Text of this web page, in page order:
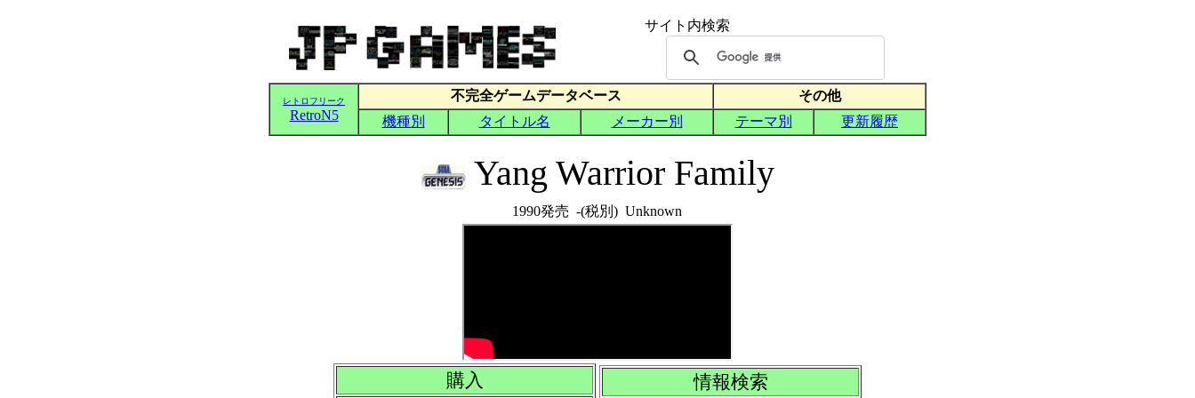
Yang Warrior Family
1990発売 -(税別) Unknown
購入 情報検索